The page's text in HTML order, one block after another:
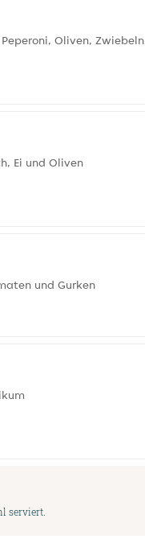
Oliven,
Ei und Oliven
und Gurken
serviert.